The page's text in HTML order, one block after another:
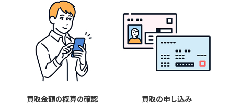
買取金額の概算の確認
買取の申し込み